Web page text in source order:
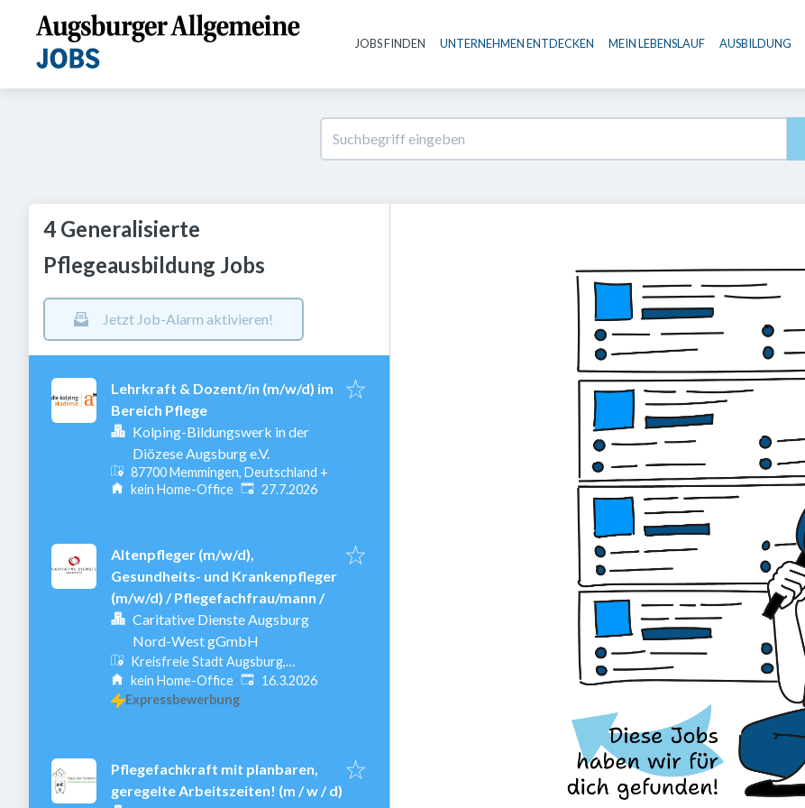
Haupt-Navigation
JOBS FINDEN UNTERNEHMEN ENTDECKEN MEIN LEBENSLAUF AUSBILDUNG
4 Generalisierte
Pflegeausbildung Jobs
Jetzt Job-Alarm aktivieren!
Lehrkraft & Dozent/in (m/w/d) im
Bereich Pflege
Kolping-Bildungswerk in der
Diözese Augsburg e.V.
87700 Memmingen, Deutschland +
kein Home-Office Veröffentlicht
27.7.2026
Altenpfleger (m/w/d),
Gesundheits- und Krankenpfleger
(m/w/d) / Pflegefachfrau/mann /
Caritative Dienste Augsburg
Nord-West gGmbH
Kreisfreie Stadt Augsburg,
Augsburg, Deutschland
kein Home-Office Veröffentlicht
16.3.2026
Expressbewerbung
Pflegefachkraft mit planbaren,
geregelte Arbeitszeiten! (m / w / d)